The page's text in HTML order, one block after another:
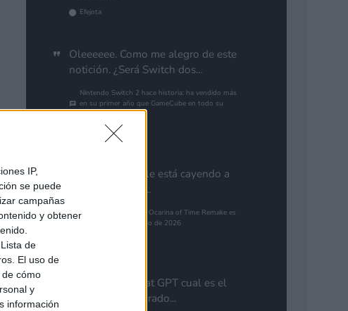
IP,
se puede
campañas
y obtener
de
El uso de
cómo
y
información
Efejota
Oleeeeee. Como me alegro de este
notición. ¿Será Switch dos...
Nintendo Switch 2 hace historia: ha vendido más
en su primer año que GameCube en todo su
ciclo de vida
Gutur 89
Aún con la que le está cayendo a
PlayStation por...
The Legend of Zelda: Ocarina of Time Remake es
el juego más esperado de 2026
Preguntale a chat GPT cual es el
guego mas esparado...